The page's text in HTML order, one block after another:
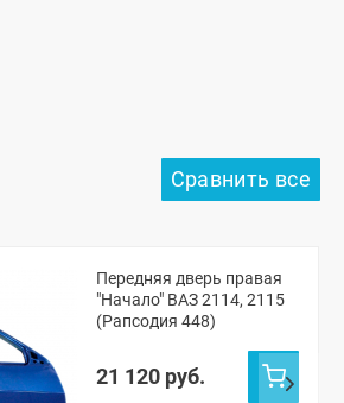
Передняя дверь правая
"Начало" ВАЗ 2114, 2115
(Рапсодия 448)
21 120 руб.